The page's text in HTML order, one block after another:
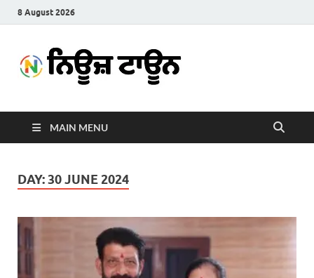
8 August 2026
Town
MAIN MENU
DAY:30 JUNE 2024